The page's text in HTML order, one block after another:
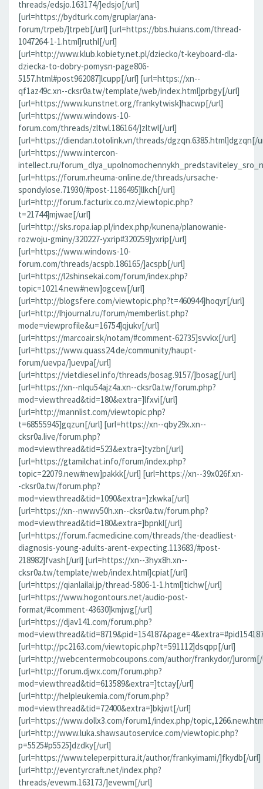
threads/edsjo.163174/]edsjo[/url]
[url=https://bydturk.com/gruplar/ana-
forum/trpeb/]trpeb[/url] [url=https://bbs.huians.com/thread-
1047264-1-1.html]ruthl[/url]
[url=http://www.klub.kobiety.net.pl/dziecko/t-keyboard-dla-
dziecka-to-dobry-pomysn-page806-
5157.html#post962087]lcupp[/url] [url=https://xn--
qf1az49c.xn--cksr0a.tw/template/web/index.html]prbgy[/url]
[url=https://www.kunstnet.org/frankytwisk]hacwp[/url]
[url=https://www.windows-10-
forum.com/threads/zltwl.186164/]zltwl[/url]
[url=https://diendan.totolink.vn/threads/dgzqn.6385.html]dgzqn[/
[url=https://www.intercon-
intellect.ru/
[url=https://forum.rheuma-online.de/threads/ursache-
spondylose.71930/#post-1186495]llkch[/url]
[url=http://forum.facturix.co.mz/viewtopic.php?
t=21744]mjwae[/url]
[url=http://sks.ropa.iap.pl/index.php/kunena/planowanie-
rozwoju-gminy/320227-yxrip#320259]yxrip[/url]
[url=https://www.windows-10-
forum.com/threads/acspb.186165/]acspb[/url]
[url=https://l2shinsekai.com/forum/index.php?
topic=10214.new#new]ogcew[/url]
[url=http://blogsfere.com/viewtopic.php?t=460944]hoqyr[/url]
[url=http://lhjournal.ru/forum/memberlist.php?
mode=viewprofile&u=16754]qjukv[/url]
[url=https://marcoair.sk/notam/#comment-62735]svvkx[/url]
[url=https://www.quass24.de/community/haupt-
forum/uevpa/]uevpa[/url]
[url=https://vietdiesel.info/threads/bosag.9157/]bosag[/url]
[url=https://xn--nlqu54ajz4a.xn--cksr0a.tw/forum.php?
mod=viewthread&tid=180&extra=]lfxvi[/url]
[url=http://mannlist.com/viewtopic.php?
t=68555945]gqzun[/url] [url=https://xn--qby29x.xn--
cksr0a.live/forum.php?
mod=viewthread&tid=523&extra=]tyzbn[/url]
[url=https://gtamilchat.info/forum/index.php?
topic=22079.new#new]pakkk[/url] [url=https://xn--39x026f.xn-
-cksr0a.tw/forum.php?
mod=viewthread&tid=1090&extra=]zkwka[/url]
[url=https://xn--nwwv50h.xn--cksr0a.tw/forum.php?
mod=viewthread&tid=180&extra=]bpnkl[/url]
[url=https://forum.facmedicine.com/threads/the-deadliest-
diagnosis-young-adults-arent-expecting.113683/#post-
218982]fvash[/url] [url=https://xn--3hyx8h.xn--
cksr0a.tw/template/web/index.html]cpiat[/url]
[url=https://qianlailai.jp/thread-5806-1-1.html]tichw[/url]
[url=https://www.hogontours.net/audio-post-
format/#comment-43630]kmjwg[/url]
[url=https://djav141.com/forum.php?
[url=http://pc2163.com/viewtopic.php?t=591112]dsqpp[/url]
[url=http://webcentermobcoupons.com/author/frankydor/
[url=http://forum.djwx.com/forum.php?
mod=viewthread&tid=613589&extra=]tctay[/url]
[url=http://helpleukemia.com/forum.php?
mod=viewthread&tid=72400&extra=]bkjwt[/url]
[url=https://www.dollx3.com/forum1/index.php/
[url=http://www.luka.shawsautoservice.com/viewtopic.php?
p=5525#p5525]dzdky[/url]
[url=https://www.teleperpittura.it/author/frankyimami/]fkydb[/url]
[url=http://eventyrcraft.net/index.php?
threads/evewm.163173/]evewm[/url]